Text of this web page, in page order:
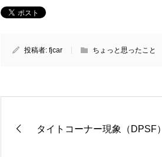
投稿者: fjcar ちょっと思ったこと
タイトコーナー現象（DPSF）